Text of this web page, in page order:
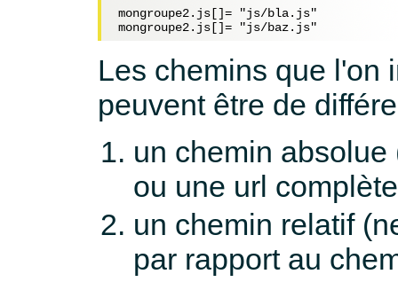
mongroupe2.js[]= "js/bla.js"
Les chemins que l'on
peuvent être de
un chemin
ou une url
un chemin relatif
par rapport au